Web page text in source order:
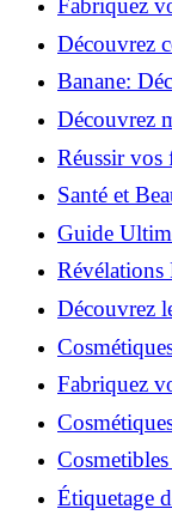
peau!
Fabriquez
tutoriel facile
Découvrez
Techniques
Banane:
beauté!
Découvrez
vertus du
Réussir vos
astuces
Santé et
Bien-être
Guide
Bois
Révélations
Thé Vert
Découvrez
pour Votre
Beauté Éco-
Fabriquez
produits de
pour
100%
Étiquetage